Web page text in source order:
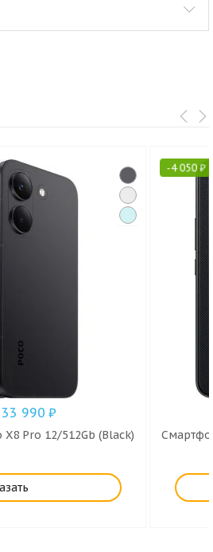
33 990₽
Pro 12/512Gb (Black)
-4 050₽